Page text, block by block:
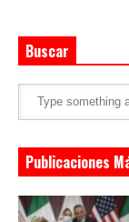
Buscar
Publicaciones